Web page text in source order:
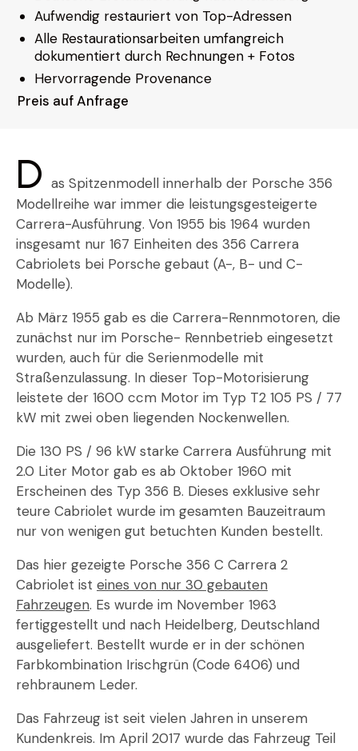
Aufwendig restauriert von Top-Adressen
Alle Restaurationsarbeiten umfangreich
dokumentiert durch Rechnungen + Fotos
Hervorragende Provenance
Preis auf Anfrage
D as Spitzenmodell innerhalb der Porsche 356
Modellreihe war immer die leistungsgesteigerte
Carrera-Ausführung. Von 1955 bis 1964 wurden
insgesamt nur 167 Einheiten des 356 Carrera
Cabriolets bei Porsche gebaut (A-, B- und C-
Modelle).
Ab März 1955 gab es die Carrera-Rennmotoren, die
zunächst nur im Porsche- Rennbetrieb eingesetzt
wurden, auch für die Serienmodelle mit
Straßenzulassung. In dieser Top-Motorisierung
leistete der 1600 ccm Motor im Typ T2 105 PS / 77
kW mit zwei oben liegenden Nockenwellen.
Die 130 PS / 96 kW starke Carrera Ausführung mit
2.0 Liter Motor gab es ab Oktober 1960 mit
Erscheinen des Typ 356 B. Dieses exklusive sehr
teure Cabriolet wurde im gesamten Bauzeitraum
nur von wenigen gut betuchten Kunden bestellt.
Das hier gezeigte Porsche 356 C Carrera 2
Cabriolet ist eines von nur 30 gebauten
Fahrzeugen. Es wurde im November 1963
fertiggestellt und nach Heidelberg, Deutschland
ausgeliefert. Bestellt wurde er in der schönen
Farbkombination Irischgrün (Code 6406) und
rehbraunem Leder.
Das Fahrzeug ist seit vielen Jahren in unserem
Kundenkreis. Im April 2017 wurde das Fahrzeug Teil